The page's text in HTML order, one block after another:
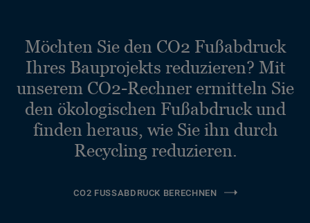
Möchten Sie den CO2 Fußabdruck
Ihres Bauprojekts reduzieren? Mit
unserem CO2-Rechner ermitteln Sie
den ökologischen Fußabdruck und
finden heraus, wie Sie ihn durch
Recycling reduzieren.
CO2 FUSSABDRUCK BERECHNEN